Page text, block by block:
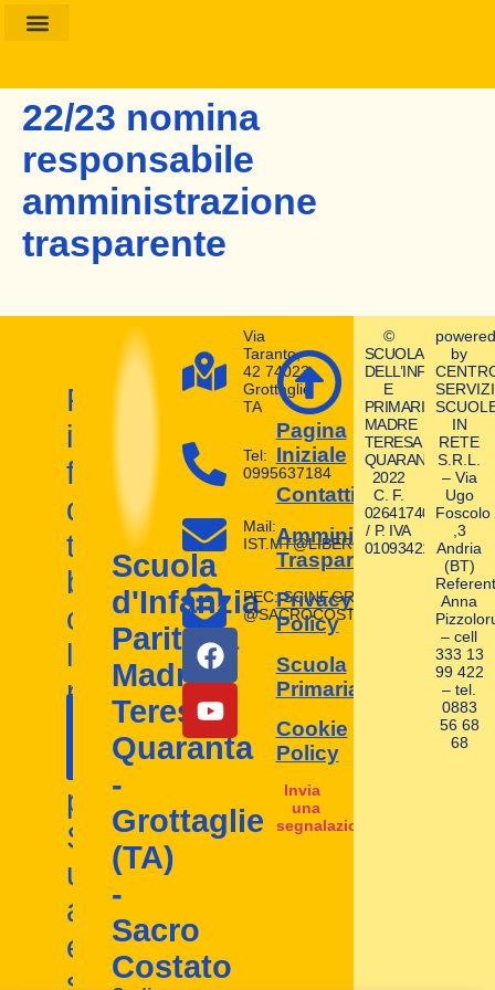
22/23 nomina
responsabile
amministrazione
trasparente
Contattaci
ora!
Prepara
il
futuro
dei
tuoi
bambini
con
la
nostra
scuola
d'infanzia
paritaria.
Scopri
un
ambiente
educativo
I nostri
contatti
Scuola
d'Infanzia
Paritaria
Madre
Teresa
Quaranta
-
Grottaglie
(TA)
-
Sacro
Costato
Via
Taranto,
42 74023
Grottaglie
TA
Tel:
0995637184
Mail:
IST.MT@LIBERO.IT
PEC: SCINF.GROTTAGLIE
Pagina
Iniziale
Contatti
Amministrazione
Trasparente
Privacy
Policy
Scuola
Primaria
Cookie
Policy
Invia
una
segnalazione
©
SCUOLA
DELL’INFANZIA
E
PRIMARIA
MADRE
TERESA
QUARANTA
2022
C. F.
02641740580
/ P. IVA
01093421004
powered
by
SERVIZI
IN
RETE
S.R.L.
– Via
Ugo
Foscolo
,3
Andria
(BT)
Anna
– cell
333 13
99 422
– tel.
0883
56 68
68